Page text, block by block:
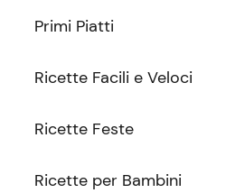
Primi Piatti
Ricette Facili e Veloci
Ricette Feste
Ricette per Bambini